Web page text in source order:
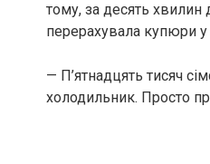
тому, за десять хвилин
перерахувала купюри у
— П’ятнадцять тисяч
холодильник. Просто